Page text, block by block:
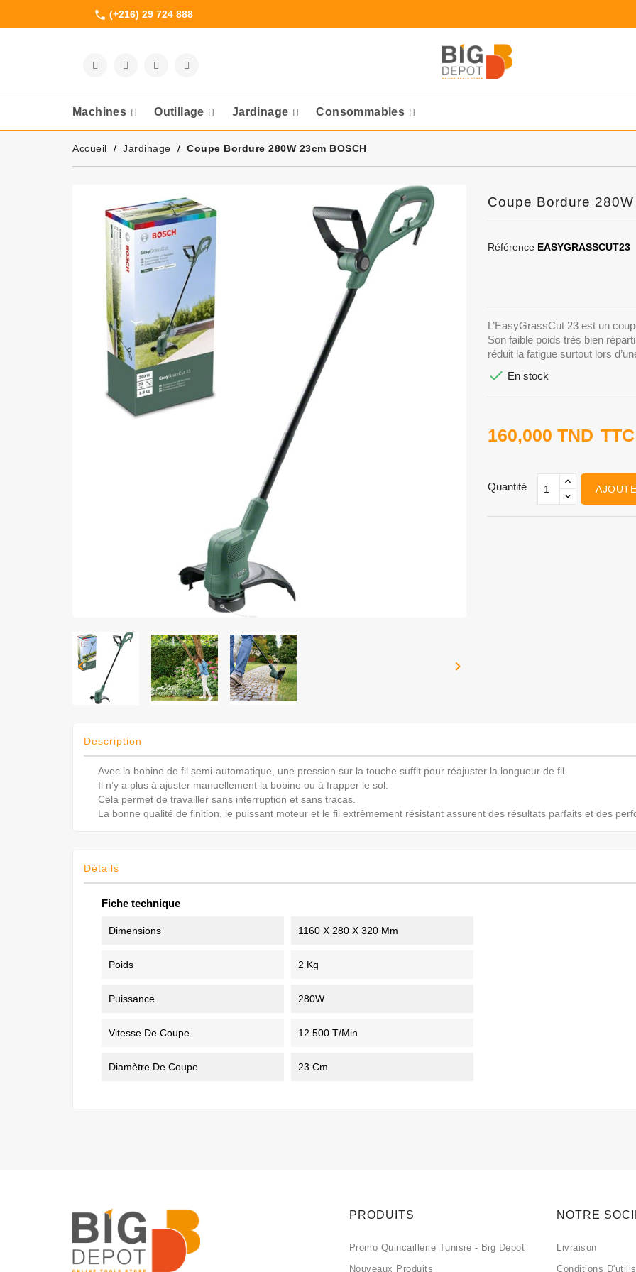
phone (+216) 29 724 888
Machines Outillage Jardinage Consommables
Accueil Jardinage Coupe Bordure 280W 23cm BOSCH
 
Coupe Bordure
Référence EASYGRASSCUT23
L’EasyGrassCut 23 est un
Son faible poids très bien
réduit la fatigue surtout lors
 En stock
160,000 TND TTC
Quantité
Description
Avec la bobine de fil semi-automatique, une pression sur la touche suffit pour réajuster la longueur de fil.
Il n’y a plus à ajuster manuellement la bobine ou à frapper le sol.
Cela permet de travailler sans interruption et sans tracas.
La bonne qualité de finition, le puissant moteur et le fil extrêmement résistant assurent des résultats parfaits et des
Détails
Fiche technique
Dimensions 1160 X 280 X 320 Mm
Poids 2 Kg
Puissance 280W
Vitesse De Coupe 12.500 T/min
Diamètre De Coupe 23 Cm
PRODUITS
Promo Quincaillerie Tunisie - Big Depot
Nouveaux Produits
NOTRE
Livraison
Conditions